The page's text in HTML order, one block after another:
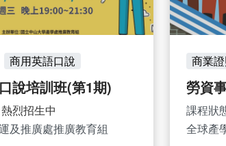
商用英語口說
說培訓班(第1期)
熱烈招生中
及推廣處推廣教育組
商業
勞資
課程狀
全球產